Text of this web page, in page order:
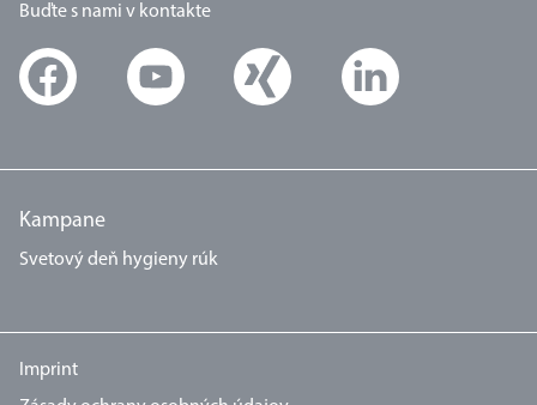
Buďte s nami v kontakte
Kampane
Svetový deň hygieny rúk
Imprint